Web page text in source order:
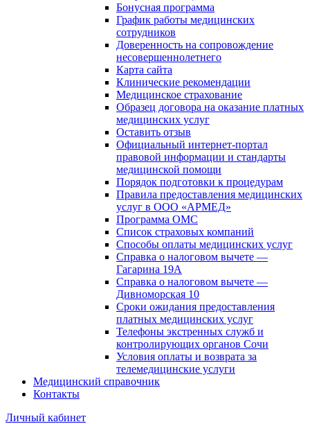
Бонусная программа
График работы медицинских
сотрудников
Доверенность на сопровождение
несовершеннолетнего
Карта сайта
Клинические рекомендации
Медицинское страхование
Образец договора на оказание платных
медицинских услуг
Оставить отзыв
Официальный интернет-портал
правовой информации и стандарты
медицинской помощи
Порядок подготовки к процедурам
Правила предоставления медицинских
услуг в ООО «АРМЕД»
Программа ОМС
Список страховых компаний
Способы оплаты медицинских услуг
Справка о налоговом вычете —
Гагарина 19А
Справка о налоговом вычете —
Дивноморская 10
Сроки ожидания предоставления
платных медицинских услуг
Телефоны экстренных служб и
контролирующих органов Сочи
Условия оплаты и возврата за
телемедицинские услуги
Медицинский справочник
Контакты
Личный кабинет